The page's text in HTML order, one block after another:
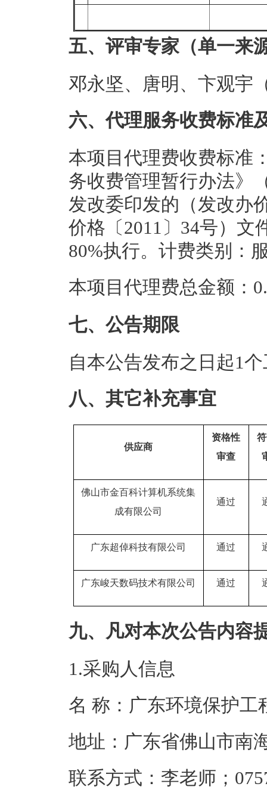
五、评审专家（单一来
邓永坚、唐明、卞观宇
六、代理服务收费标准
本项目代理费收费标准
务收费管理暂行办法》
发改委印发的（发改办
价格〔2011〕34号）文
80%执行。计费类别：
本项目代理费总金额：
七、公告期限
自本公告发布之日起1
八、其它补充事宜
供应商
资格性
审查
佛山市金百科计算机系统集
成有限公司
通过
广东超倬科技有限公司 通过
广东峻天数码技术有限公司 通过
九、凡对本次公告内容
1.采购人信息
名 称：广东环境
地址：广东省佛
联系方式：李老